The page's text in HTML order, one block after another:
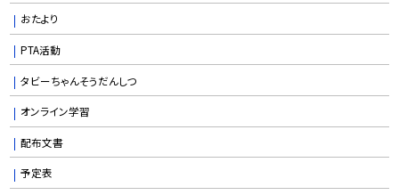
おたより
PTA活動
タビーちゃんそうだんしつ
オンライン学習
配布文書
予定表